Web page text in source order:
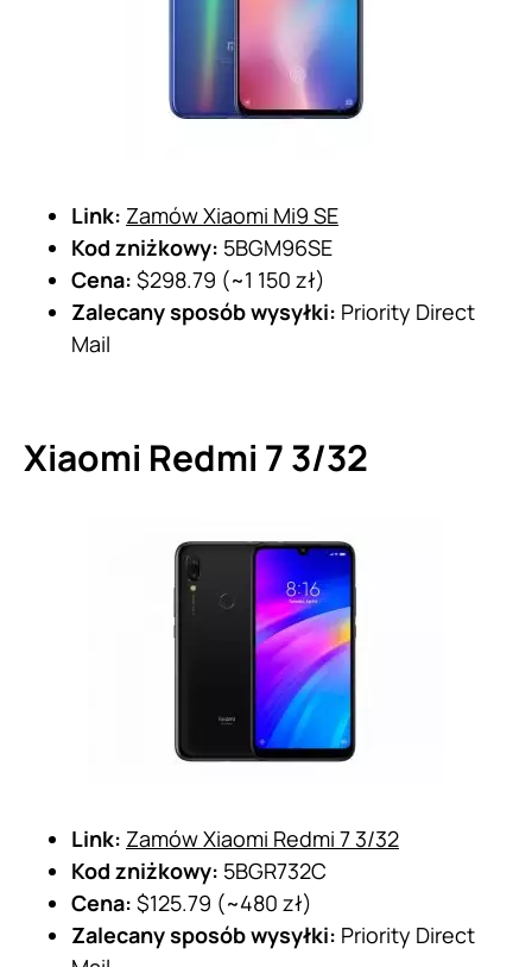
Link: Zamów Xiaomi Mi9 SE
Kod zniżkowy: 5BGM96SE
Cena: $298.79 (~1 150 zł)
Zalecany sposób wysyłki: Priority Direct
Mail
Xiaomi Redmi 7 3/32
Link: Zamów Xiaomi Redmi 7 3/32
Kod zniżkowy: 5BGR732C
Cena: $125.79 (~480 zł)
Zalecany sposób wysyłki: Priority Direct